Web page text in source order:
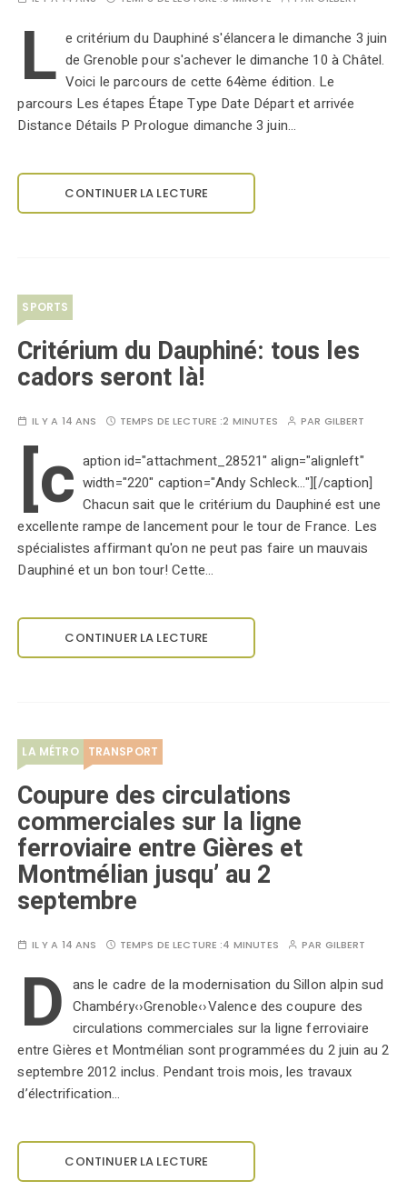
L e critérium du Dauphiné s'élancera le dimanche 3 juin
de Grenoble pour s'achever le dimanche 10 à Châtel.
Voici le parcours de cette 64ème édition. Le
parcours Les étapes Étape Type Date Départ et arrivée
Distance Détails P Prologue dimanche 3 juin…
CONTINUER LA LECTURE
SPORTS
Critérium du Dauphiné: tous les
cadors seront là!
IL Y A 14 ANS TEMPS DE LECTURE :2 MINUTES PAR GILBERT
[c aption id="attachment_28521" align="alignleft"
width="220" caption="Andy Schleck..."][/caption]
Chacun sait que le critérium du Dauphiné est une
excellente rampe de lancement pour le tour de France. Les
spécialistes affirmant qu'on ne peut pas faire un mauvais
Dauphiné et un bon tour! Cette…
CONTINUER LA LECTURE
LA MÉTRO TRANSPORT
Coupure des circulations
commerciales sur la ligne
ferroviaire entre Gières et
Montmélian jusqu’ au 2
septembre
IL Y A 14 ANS TEMPS DE LECTURE :4 MINUTES PAR GILBERT
D ans le cadre de la modernisation du Sillon alpin sud
Chambéry‹›Grenoble‹›Valence des coupure des
circulations commerciales sur la ligne ferroviaire
entre Gières et Montmélian sont programmées du 2 juin au 2
septembre 2012 inclus. Pendant trois mois, les travaux
d’électrification…
CONTINUER LA LECTURE